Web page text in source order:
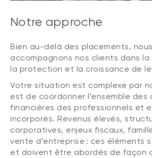
Notre approche
Bien au-delà des placements, nous
accompagnons nos clients dans
la protection et la croissance de
Votre situation est complexe par
est de coordonner l’ensemble des
financières des professionnels et
incorporés. Revenus élevés,
corporatives, enjeux fiscaux,
vente d’entreprise : ces éléments
et doivent être abordés de façon